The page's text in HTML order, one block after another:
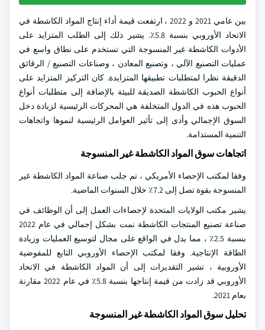
بين عامي 2021 و 2022 ، ارتفعت قيمة أداء إنتاج المواد الكاشطة في
الاتحاد الأوروبي بنسبة 5.8٪. يشير ذلك إلى الطلب المتزايد على
الأدوات الكاشطة غير المنسوجة التي تستخدم على نطاق واسع في
عمليات التصنيع الآلي ، وتصنيع المعادن ، وصناعات التصنيع / الرقائق
الدقيقة نظرا لمتطلبات تطبيقها المتزايدة. كان التركيز المتزايد على
أنواع الحبوب الكاشطة الصديقة للبيئة بالإضافة إلى متطلبات أنواع
الحبوب هذه في الدول المتخلفة هي المحركات الرئيسية لزيادة دخل
السوق الإجمالي وأدى إلى تأثير العوامل الرئيسية لنموها واتجاهات
التنمية المستدامة.
اتجاهات سوق المواد الكاشطة غير المنسوجة
وفقا لمكتب الإحصاء الأمريكي ، تم جلب صناعة المواد الكاشطة غير
المنسوجة بقوة تصل إلى 7.2٪ خلال السنوات الماضية.
يشير مكتب الولايات المتحدة لإحصاءات العمل إلى أن الوظائف في
صناعة تصنيع المنتجات الكاشطة نمت بشكل إجمالي في عام 2022
بنسبة 2.5٪ ، مما يدل في الواقع على مجال لتوسيع العمليات وزيادة
الطاقة الإنتاجية. وفقا لمكتب الإحصاء الأوروبي التابع للمفوضية
الأوروبية ، تشير التقديرات إلى أن المواد الكاشطة في الاتحاد
الأوروبي قد زادت من قيمة إنتاجها بنسبة 5.8٪ في عام 2022 مقارنة
بعام 2021.
تحليل سوق المواد الكاشطة غير المنسوجة